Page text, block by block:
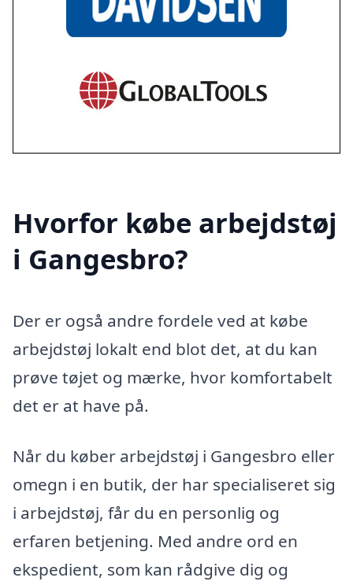
Hvorfor købe arbejdstøj
i Gangesbro?
Der er også andre fordele ved at købe
arbejdstøj lokalt end blot det, at du kan
prøve tøjet og mærke, hvor komfortabelt
det er at have på.
Når du køber arbejdstøj i Gangesbro eller
omegn i en butik, der har specialiseret sig
i arbejdstøj, får du en personlig og
erfaren betjening. Med andre ord en
ekspedient, som kan rådgive dig og